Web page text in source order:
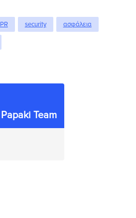
security ασφάλεια
Papaki Team